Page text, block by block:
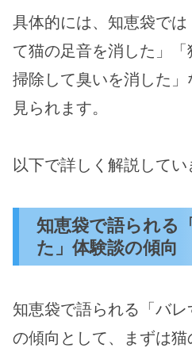
具体的には、知恵袋で
て猫の足音を消した」
掃除して臭いを消した」
見られます。
以下で詳しく解説してい
知恵袋で語られる
た」体験談の傾向
知恵袋で語られる「バ
の傾向として、まずは